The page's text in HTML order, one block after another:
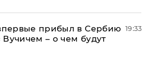
прибыл в Сербию
Вучичем – о чем будут
19:33